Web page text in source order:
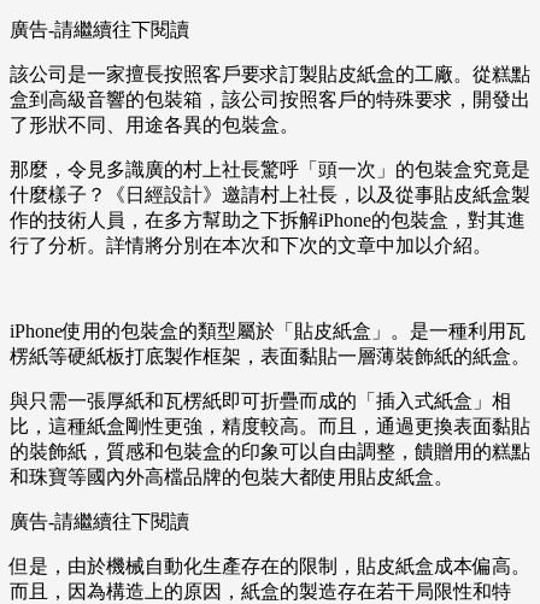
廣告-請繼續往下閱讀
該公司是一家擅長按照客戶要求訂製貼皮紙盒的工廠。從糕點
盒到高級音響的包裝箱，該公司按照客戶的特殊要求，開發出
了形狀不同、用途各異的包裝盒。
那麼，令見多識廣的村上社長驚呼「頭一次」的包裝盒究竟是
什麼樣子？《日經設計》邀請村上社長，以及從事貼皮紙盒製
作的技術人員，在多方幫助之下拆解iPhone的包裝盒，對其進
行了分析。詳情將分別在本次和下次的文章中加以介紹。
iPhone使用的包裝盒的類型屬於「貼皮紙盒」。是一種利用瓦
楞紙等硬紙板打底製作框架，表面黏貼一層薄裝飾紙的紙盒。
與只需一張厚紙和瓦楞紙即可折疊而成的「插入式紙盒」相
比，這種紙盒剛性更強，精度較高。而且，通過更換表面黏貼
的裝飾紙，質感和包裝盒的印象可以自由調整，饋贈用的糕點
和珠寶等國內外高檔品牌的包裝大都使用貼皮紙盒。
廣告-請繼續往下閱讀
但是，由於機械自動化生產存在的限制，貼皮紙盒成本偏高。
而且，因為構造上的原因，紙盒的製造存在若干局限性和特